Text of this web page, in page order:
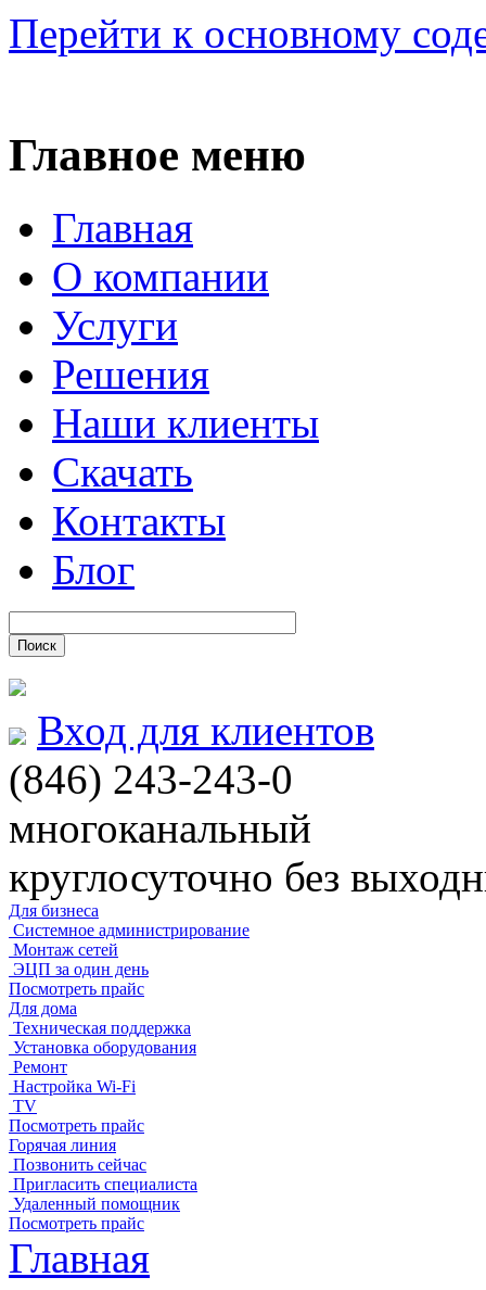
Перейти к основному
Главное меню
Главная
О компании
Услуги
Решения
Наши клиенты
Скачать
Контакты
Блог
Вход для клиентов
(846) 243-243-0
многоканальный
круглосуточно без
Для бизнеса
Системное администрирование
Монтаж сетей
ЭЦП за один день
Посмотреть прайс
Для дома
Техническая поддержка
Установка оборудования
Ремонт
Настройка Wi-Fi
TV
Посмотреть прайс
Горячая линия
Позвонить сейчас
Пригласить специалиста
Удаленный помощник
Посмотреть прайс
Главная